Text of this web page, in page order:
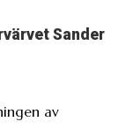
Sander
av